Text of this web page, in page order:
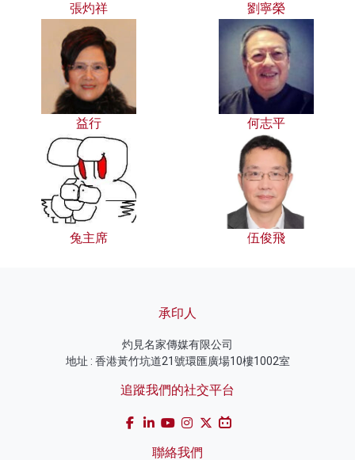
張灼祥 劉寧榮
益行 何志平
兔主席 伍俊飛
承印人
灼見名家傳媒有限公司
地址 : 香港黃竹坑道21號環匯廣場10樓1002室
追蹤我們的社交平台
聯絡我們